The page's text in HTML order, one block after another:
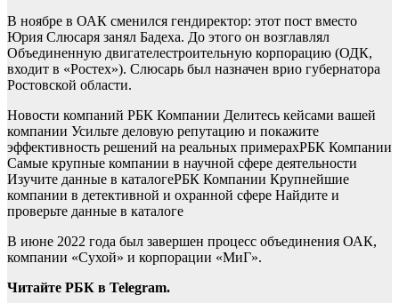
В ноябре в ОАК сменился гендиректор: этот пост вместо
Юрия Слюсаря занял Бадеха. До этого он возглавлял
Объединенную двигателестроительную корпорацию (ОДК,
входит в «Ростех»). Слюсарь был назначен врио губернатора
Ростовской области.
Новости компаний РБК Компании Делитесь кейсами вашей
компании Усильте деловую репутацию и покажите
эффективность решений на реальных примерахРБК Компании
Самые крупные компании в научной сфере деятельности
Изучите данные в каталогеРБК Компании Крупнейшие
компании в детективной и охранной сфере Найдите и
проверьте данные в каталоге
В июне 2022 года был завершен процесс объединения ОАК,
компании «Сухой» и корпорации «МиГ».
Читайте РБК в Telegram.